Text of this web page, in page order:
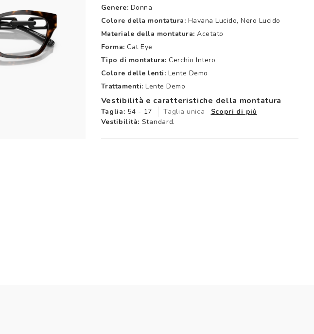
Genere: Donna
Colore della montatura: Havana Lucido, Nero Lucido
Materiale della montatura: Acetato
Forma: Cat Eye
Tipo di montatura: Cerchio Intero
Colore delle lenti: Lente Demo
Trattamenti: Lente Demo
Vestibilità e caratteristiche della montatura
Taglia: 54 - 17 Taglia unica
Scopri di più
Vestibilità: Standard.